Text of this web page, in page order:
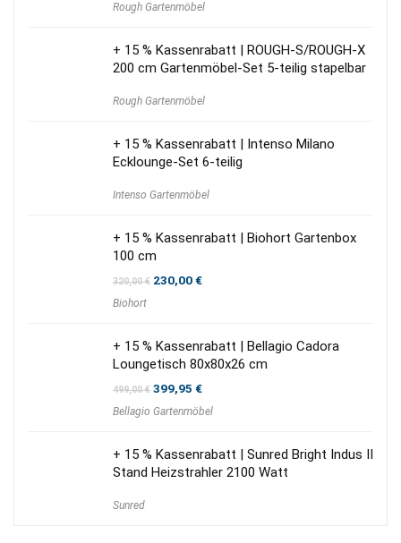
war:
Rough Gartenmöbel
+ 15 % Kassenrabatt | ROUGH-S/ROUGH-X
200 cm Gartenmöbel-Set 5-teilig stapelbar
Rough Gartenmöbel
+ 15 % Kassenrabatt | Intenso Milano
Ecklounge-Set 6-teilig
Intenso Gartenmöbel
+ 15 % Kassenrabatt | Biohort Gartenbox
100 cm
320,00€ Ursprünglicher
230,00€Aktueller
Biohort
+ 15 % Kassenrabatt | Bellagio Cadora
Loungetisch 80x80x26 cm
499,00€ Ursprünglicher
war:
399,95 €Aktueller
ist:
Bellagio Gartenmöbel
+ 15 % Kassenrabatt | Sunred Bright Indus II
Stand Heizstrahler 2100 Watt
Sunred